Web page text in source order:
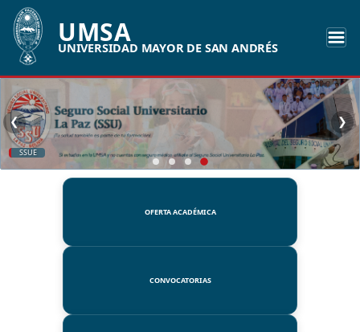
UMSA
UNIVERSIDAD MAYOR DE SAN ANDRÉS
SSUE
❮ ❯
OFERTA ACADÉMICA
CONVOCATORIAS